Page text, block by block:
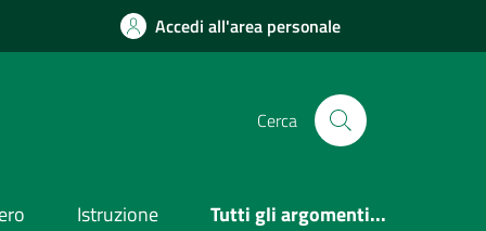
Accedi all'area personale
Cerca
Istruzione Tutti gli argomenti...